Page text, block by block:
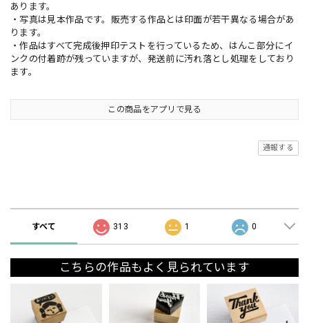
あります。
・写真は見本作品です。販売する作品とは印面が若干異なる場合があ
ります。
・作品はすべて完成後押印テストを行っているため、はんこ部分にイ
ンクの付着跡が残っていますが、発送前に汚れ落とし処理をしており
ます。
この商品をアプリで見る
通報する
すべて 313 1 0
こちらの作品もよく見られています